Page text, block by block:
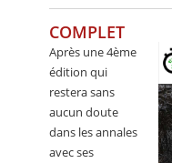
COMPLET
Après une 4ème
édition qui
restera sans
aucun doute
dans les annales
avec ses